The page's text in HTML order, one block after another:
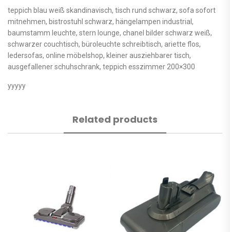
teppich blau weiß skandinavisch, tisch rund schwarz, sofa sofort
mitnehmen, bistrostuhl schwarz, hängelampen industrial,
baumstamm leuchte, stern lounge, chanel bilder schwarz weiß,
schwarzer couchtisch, büroleuchte schreibtisch, ariette flos,
ledersofas, online möbelshop, kleiner ausziehbarer tisch,
ausgefallener schuhschrank, teppich esszimmer 200×300
yyyyy
Related products